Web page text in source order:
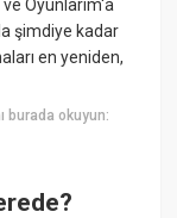
Oyunlarım'a
şimdiye kadar
en yeniden,
burada okuyun: